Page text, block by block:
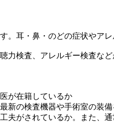
耳・鼻・のどの症状やア
検査、アレルギー検査な
が在籍しているか
新の検査機器や手術室の装
がされているか。また、